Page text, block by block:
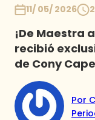
11/ 05/ 2026
¡De Maestra
recibió
de Cony
Por